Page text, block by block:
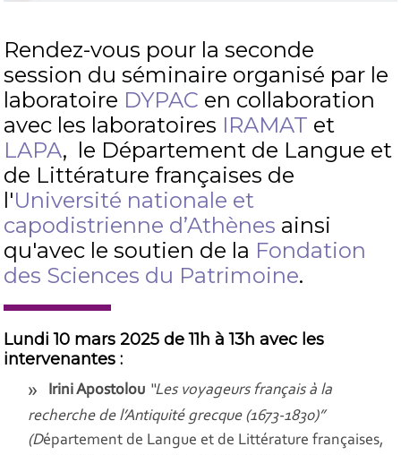
Rendez-vous pour la seconde
session du séminaire organisé par le
laboratoire DYPAC en collaboration
avec les laboratoires IRAMAT et
LAPA, le Département de Langue et
de Littérature françaises de
l'Université nationale et
capodistrienne d’Athènes ainsi
qu'avec le soutien de la Fondation
des Sciences du Patrimoine.
Lundi 10 mars 2025 de 11h à 13h avec les
intervenantes :
Irini Apostolou “Les voyageurs français à la
recherche de l’Antiquité grecque (1673-1830)”
(Département de Langue et de Littérature françaises,